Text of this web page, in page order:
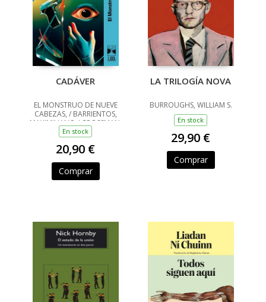
CADÁVER
EL MONSTRUO DE NUEVE
CABEZAS, / BARRIENTOS,
MAXIMILIANO / GROSSMAN,
LUCILA / ANCIRA, LOLA /
RIVERO, GIOVANNA /
BARRAGÁN, LUIS CARLOS /
REYES, KAREN A
En stock
20,90 €
Comprar
LA TRILOGÍA NOVA
BURROUGHS, WILLIAM S.
En stock
29,90 €
Comprar